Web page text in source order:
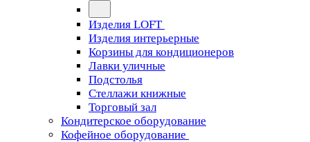
Изделия LOFT
Изделия интерьерные
Корзины для кондиционеров
Лавки уличные
Подстолья
Стеллажи книжные
Торговый зал
Кондитерское оборудование
Кофейное оборудование